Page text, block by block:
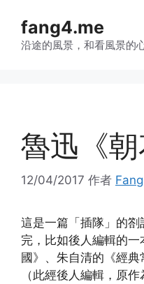
fang4.me
沿途的風景，和看風景的心
魯迅《朝
12/04/2017 作者 Fang
這是一篇「插隊」的
完，比如後人編輯的
國》、朱自清的《經典
（此經後人編輯，原